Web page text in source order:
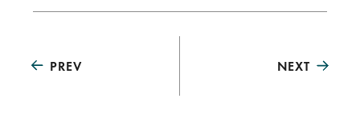
PREV NEXT